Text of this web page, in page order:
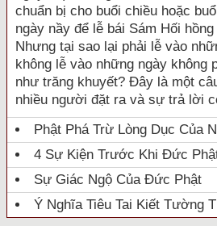
chuẩn bị cho buổi chiều hoặc
ngày nầy để lễ bái Sám Hối
Nhưng tại sao lại phải lễ vào
không lễ vào những ngày không
như trăng khuyết? Đây là một
nhiều người đặt ra và sự trả lời
Phật Phá Trừ Lòng Dục Của
4 Sự Kiện Trước Khi Đức
Sự Giác Ngộ Của Đức Phật
Ý Nghĩa Tiêu Tai Kiết Tường